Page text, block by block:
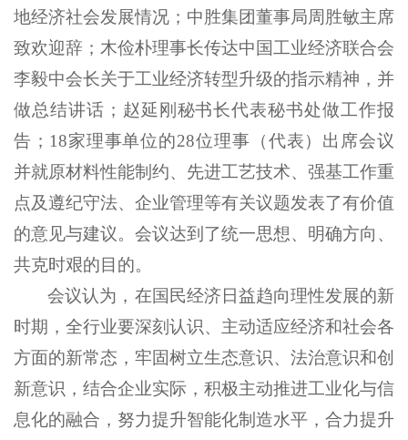
地经济社会发展情况；中胜集团董事局周胜敏主席
致欢迎辞；木俭朴理事长传达中国工业经济联合会
李毅中会长关于工业经济转型升级的指示精神，并
做总结讲话；赵延刚秘书长代表秘书处做工作报
告； 18家理事单位的28位理事（代表）出席会议
并就原材料性能制约、 先进工艺技术、强基工作重
点及遵纪守法、企业管理等有关议题发表了有价值
的意见与建议。会议达到了统一思想、明确方向、
共克时艰的目的。
会议认为，在国民经济日益趋向理性发展的新
时期，全行业要深刻认识、主动适应经济和社会各
方面的新常态，牢固树立生态意识、 法治意识和创
新意识 ，结合企业实际，积极主动推进工业化与信
息化的融合，努力提升智能化制造水平，合力提升